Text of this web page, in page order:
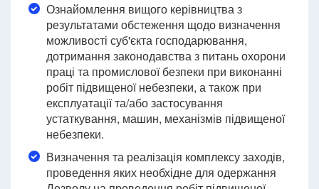
Ознайомлення вищого керівництва з
результатами обстеження щодо визначення
можливості суб'єкта господарювання,
дотримання законодавства з питань охорони
праці та промислової безпеки при виконанні
робіт підвищеної небезпеки, а також при
експлуатації та/або застосування
устаткування, машин, механізмів підвищеної
небезпеки.
Визначення та реалізація комплексу заходів,
проведення яких необхідне для одержання